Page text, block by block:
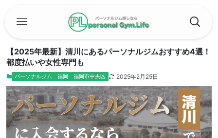
【2025年最新】清川にあるパーソナルジムおすすめ4選！
都度払いや女性専門も
パーソナルジム 福岡 福岡市中央区 2025年2月25日